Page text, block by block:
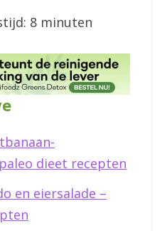
8 minuten
dieet recepten
en eiersalade –